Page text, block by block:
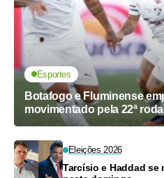
Esportes
Botafogo e Fluminense
movimentado pela 22ª
Eleições 2026
Tarcísio e Haddad se